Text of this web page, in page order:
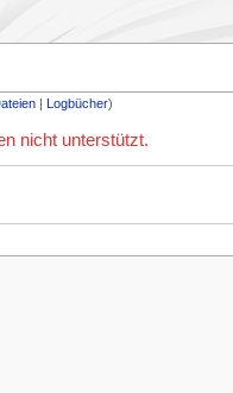
Logbücher
nicht unterstützt.